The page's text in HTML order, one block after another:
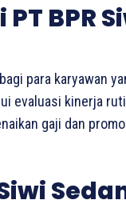
BPR
para karyawan
evaluasi kinerja
gaji dan